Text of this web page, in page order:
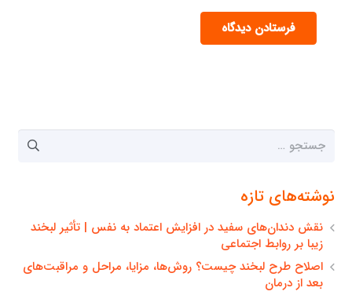
فرستادن دیدگاه
جستجو
نوشته‌های تازه
نقش دندان‌های سفید در افزایش اعتماد به نفس | تأثیر لبخند
زیبا بر روابط اجتماعی
اصلاح طرح لبخند چیست؟ روش‌ها، مزایا، مراحل و مراقبت‌های
بعد از درمان